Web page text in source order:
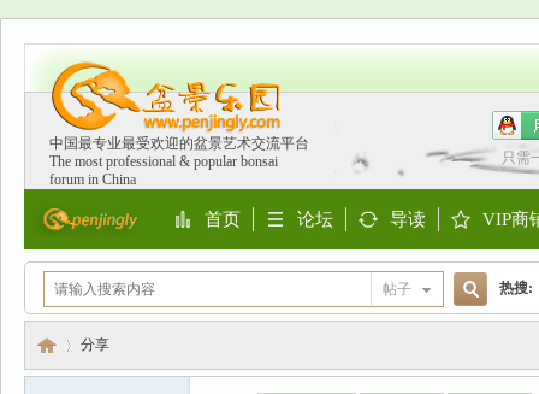
中国最专业最受欢迎的盆景艺术交流平台
The most professional & popular bonsai
forum in China
只需
首页 论坛 导读 VIP商
帖子
搜
热搜:
分享